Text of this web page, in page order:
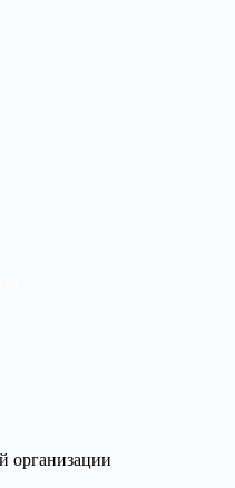
организации